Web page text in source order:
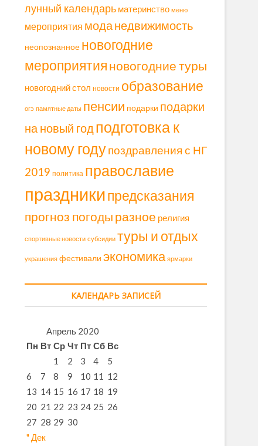
лунный календарь материнство меню
мероприятия моданедвижимость
неопознанное новогодние
мероприятия новогодние туры
новогодний стол новости образование
огэ памятные даты пенсии подарки подарки
на новый год подготовка к
новому годупоздравления с НГ
2019 политика православие
праздникипредсказания
прогноз погоды разное религия
спортивные новости субсидии туры и отдых
украшения фестивали экономика ярмарки
КАЛЕНДАРЬ ЗАПИСЕЙ
Апрель 2020
Пн Вт Ср Чт Пт Сб Вс
" Дек
1 2 3 4
5
6
7 8 9 10 11 12
13 14 15 16 17 18 19
20 21 22 23 24 25 26
27 28 29 30